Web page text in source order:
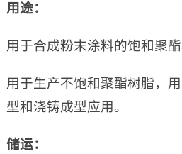
用途：
用于合成粉末涂料的饱和聚酯
用于生产不饱和聚酯树脂，
型和浇铸成型应用。
储运：